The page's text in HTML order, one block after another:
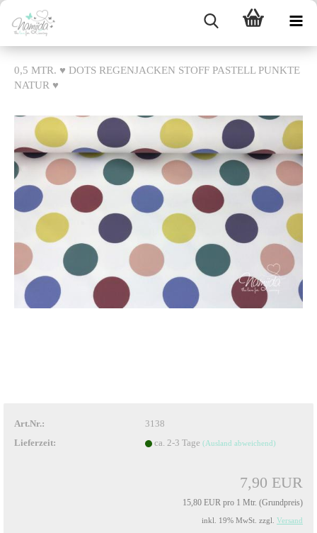
0,5 MTR. ♥ DOTS REGENJACKEN STOFF PASTELL PUNKTE
NATUR ♥
Art.Nr.:
3138
Lieferzeit:
ca. 2-3 Tage (Ausland abweichend)
7,90 EUR
15,80 EUR pro 1 Mtr. (Grundpreis)
inkl. 19% MwSt. zzgl. Versand